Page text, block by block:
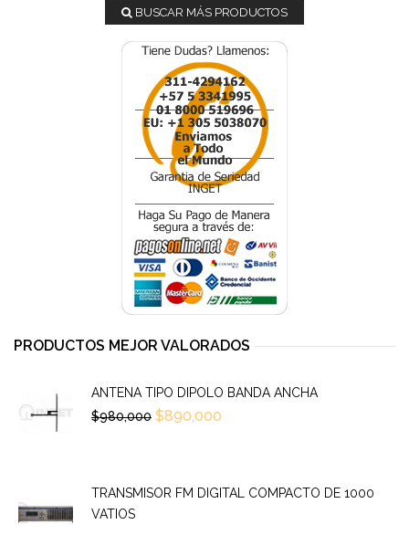
BUSCAR MÁS PRODUCTOS
PRODUCTOS MEJOR VALORADOS
ANTENA TIPO DIPOLO BANDA ANCHA
$980,000 $890,000
TRANSMISOR FM DIGITAL COMPACTO DE 1000
VATIOS